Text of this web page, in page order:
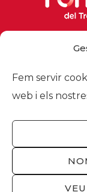
Fem servir
web i els
©